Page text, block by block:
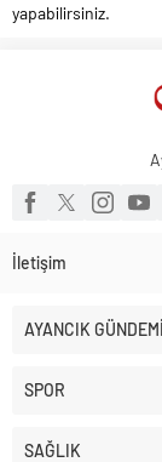
yapabilirsiniz.
İletişim
AYANCIK GÜNDEMİ
SPOR
SAĞLIK